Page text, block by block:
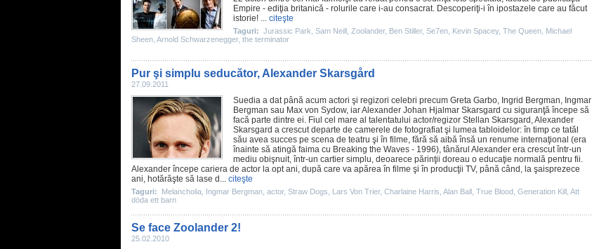
Empire - ediţia britanică - rolurile care i-au consacrat. Descoperiţi-i în ipostazele care au făcut
istorie! ... citeşte
Taguri: Jurassic Park Sam Neill Zoolander, Ben Stiller, Se7en Kevin Spacey, The Queen Michael
Sheen Arnold Schwarzenegger, the terminator
Pur şi simplu seducător, Alexander Skarsgård
27.09.2011
Suedia a dat până acum actori şi regizori celebri precum Greta Garbo, Ingrid Bergman, Ingmar
Bergman sau Max von Sydow, iar Alexander Johan Hjalmar Skarsgard cu siguranţă începe să
facă parte dintre ei. Fiul cel mare al talentatului actor/regizor Stellan Skarsgard, Alexander
Skarsgard a crescut departe de camerele de fotografiat şi lumea tabloidelor: în timp ce tatăl
său avea succes pe scena de teatru şi în filme, fără să aibă însă un renume internaţional (era
înainte să atingă faima cu Breaking the Waves - 1996), tânărul Alexander era crescut într-un
mediu obişnuit, într-un cartier simplu, deoarece părinţii doreau o educaţie normală pentru fii.
Alexander începe cariera de actor la opt ani, după care va apărea în filme şi în producţii TV, până când, la şaisprezece
ani, hotărăşte să lase d... citeşte
Taguri: Melancholia Ingmar Bergman actor, Straw Dogs Lars Von Trier, Charlaine Harris Alan Ball True Blood Generation Kill Att
döda ett barn
Se face Zoolander 2!
25.02.2010